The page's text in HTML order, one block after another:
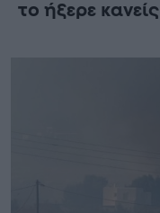
το ήξερε κανείς